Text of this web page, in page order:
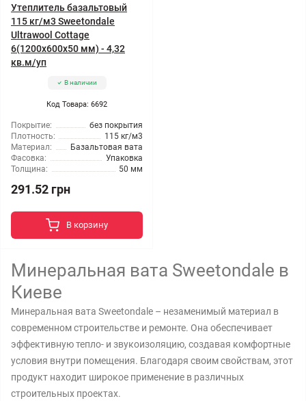
Утеплитель базальтовый
115 кг/м3 Sweetondale
Ultrawool Cottage
6(1200x600x50 мм) - 4,32
кв.м/уп
В наличии
Код Товара: 6692
Покрытие:
без покрытия
Плотность:
115 кг/м3
Материал:
Базальтовая вата
Фасовка:
Упаковка
Толщина:
50 мм
291.52 грн
В корзину
Минеральная вата Sweetondale в
Киеве
Минеральная вата Sweetondale – незаменимый материал в
современном строительстве и ремонте. Она обеспечивает
эффективную тепло- и звукоизоляцию, создавая комфортные
условия внутри помещения. Благодаря своим свойствам, этот
продукт находит широкое применение в различных
строительных проектах.